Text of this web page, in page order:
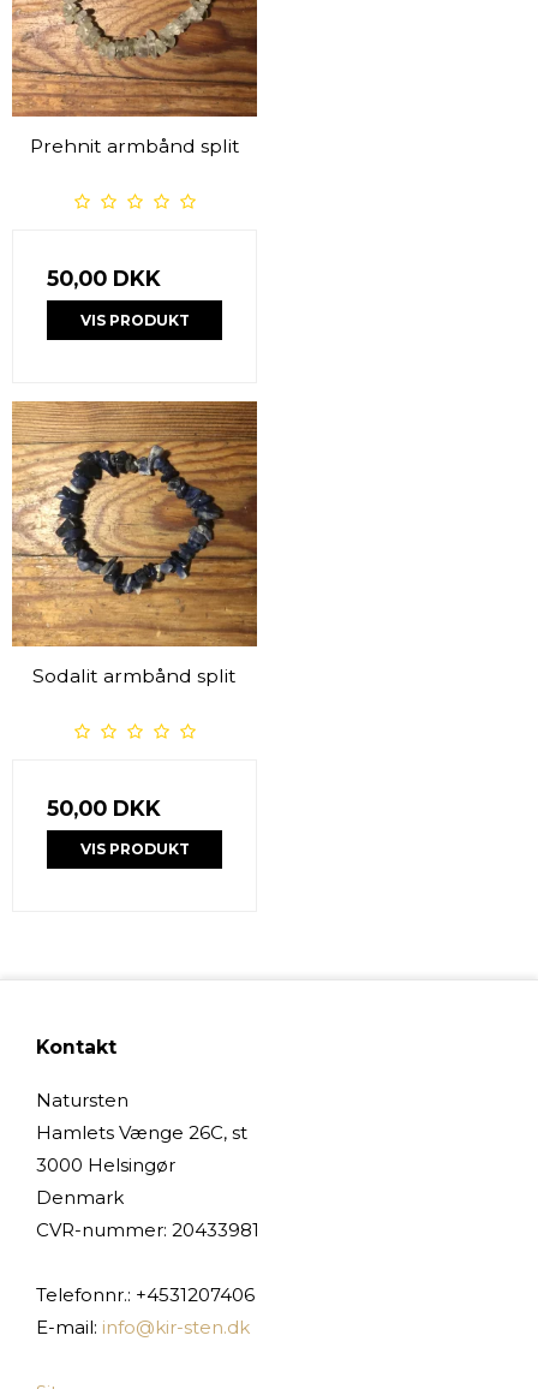
Prehnit armbånd split
50,00 DKK
VIS PRODUKT
Sodalit armbånd split
50,00 DKK
VIS PRODUKT
Kontakt
Natursten
Hamlets Vænge 26C, st
3000 Helsingør
Denmark
CVR-nummer: 20433981
Telefonnr.: +4531207406
E-mail: info@kir-sten.dk